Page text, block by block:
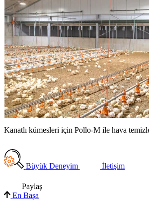
Kanatlı kümesleri için Pollo-M ile hava
Büyük Deneyim İletişim
Paylaş
En Başa